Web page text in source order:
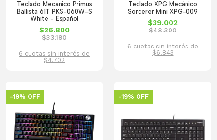
Teclado Mecanico Primus
Ballista 61T PKS-060W-S
White - Español
$26.800
$33.190
6 cuotas sin interés de
$4.702
Teclado XPG Mecánico
Sorcerer Mini XPG-009
$39.002
$48.300
6 cuotas sin interés de
$6.843
-19% OFF -19% OFF